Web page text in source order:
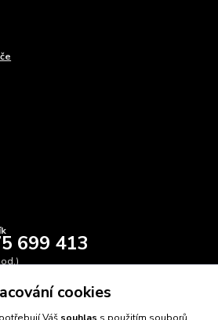
699 413
cookies
Váš souhlas s použitím souborů